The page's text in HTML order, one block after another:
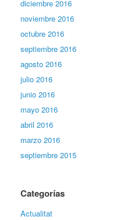
diciembre 2016
noviembre 2016
octubre 2016
septiembre 2016
agosto 2016
julio 2016
junio 2016
mayo 2016
abril 2016
marzo 2016
septiembre 2015
Categorías
Actualitat